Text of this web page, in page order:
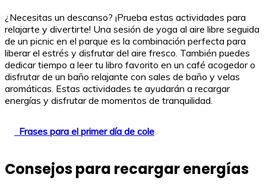
¿Necesitas un descanso? ¡Prueba estas actividades para
relajarte y divertirte! Una sesión de yoga al aire libre seguida
de un picnic en el parque es la combinación perfecta para
liberar el estrés y disfrutar del aire fresco. También puedes
dedicar tiempo a leer tu libro favorito en un café acogedor o
disfrutar de un baño relajante con sales de baño y velas
aromáticas. Estas actividades te ayudarán a recargar
energías y disfrutar de momentos de tranquilidad.
Frases para el primer día de cole
Consejos para recargar energías